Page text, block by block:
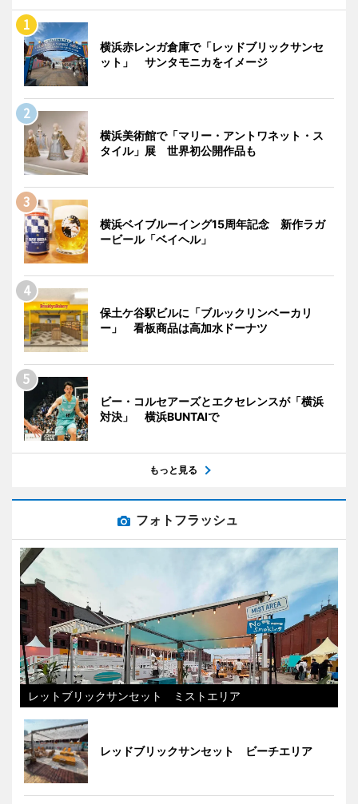
横浜赤レンガ倉庫で「レッドブリックサンセ
ット」 サンタモニカをイメージ
横浜美術館で「マリー・アントワネット・ス
タイル」展 世界初公開作品も
横浜ベイブルーイング15周年記念 新作ラガ
ービール「ベイヘル」
保土ケ谷駅ビルに「ブルックリンベーカリ
ー」 看板商品は高加水ドーナツ
ビー・コルセアーズとエクセレンスが「横浜
対決」 横浜BUNTAIで
もっと見る
フォトフラッシュ
レットブリックサンセット ミストエリア
レッドブリックサンセット ビーチエリア